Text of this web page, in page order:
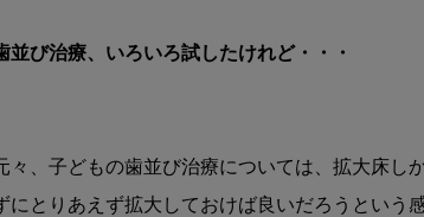
並び治療、いろいろ試したけれど・・・
々、子どもの歯並び治療については、拡大床し
にとりあえず拡大しておけば良いだろうとい